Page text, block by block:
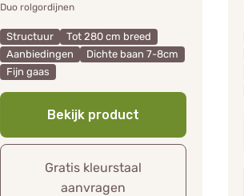
Duo rolgordijnen
Structuur
Tot 280 cm breed
Aanbiedingen
Dichte baan 7-8cm
Fijn gaas
Bekijk product
Gratis kleurstaal
aanvragen